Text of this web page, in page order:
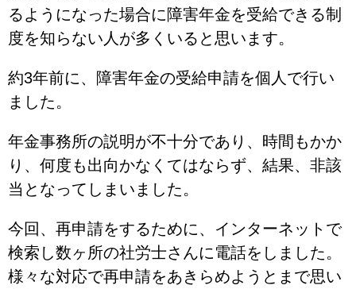
るようになった場合に障害年金を受給できる制
度を知らない人が多くいると思います。
約3年前に、障害年金の受給申請を個人で行い
ました。
年金事務所の説明が不十分であり、時間もかか
り、何度も出向かなくてはならず、結果、非該
当となってしまいました。
今回、再申請をするために、インターネットで
検索し数ヶ所の社労士さんに電話をしました。
様々な対応で再申請をあきらめようとまで思い